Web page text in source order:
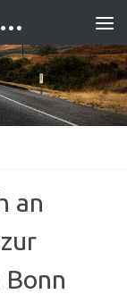
erneuerbare Energien Contracting
an